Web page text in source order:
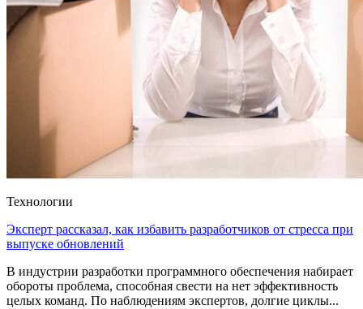
Технологии
Эксперт рассказал, как избавить разработчиков от стресса при
выпуске обновлений
В индустрии разработки программного обеспечения набирает
обороты проблема, способная свести на нет эффективность
целых команд. По наблюдениям экспертов, долгие циклы...